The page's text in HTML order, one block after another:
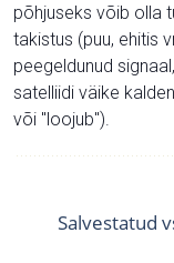
põhjuseks võib olla
takistus (puu, ehitis
peegeldunud
satelliidi väike
või "loojub").
Salvestatud